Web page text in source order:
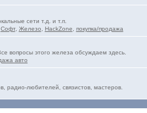
сети т.д. и т.п.
Софт, Железо HackZone покупка/продажа
вопросы этого железа обсуждаем здесь.
авто
радио-любителей, связистов, мастеров.